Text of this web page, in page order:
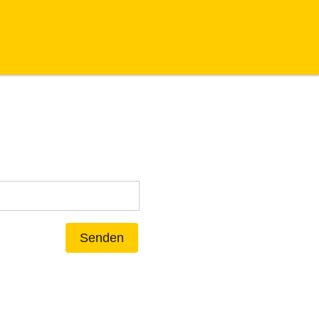
Senden